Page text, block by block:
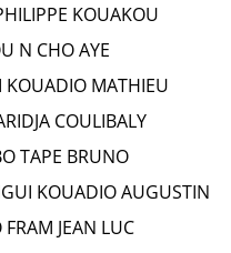
KOUAKOU
N CHO AYE
KOUADIO MATHIEU
COULIBALY
TAPE BRUNO
KOUADIO AUGUSTIN
JEAN LUC